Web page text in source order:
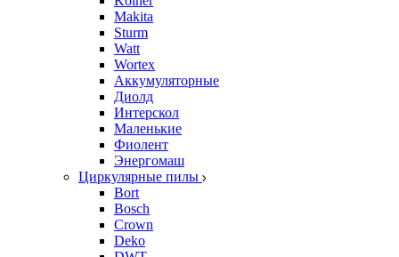
Makita
Sturm
Watt
Wortex
Аккумуляторные
Диолд
Интерскол
Маленькие
Фиолент
Энергомаш
Циркулярные пилы
Bort
Bosch
Crown
Deko